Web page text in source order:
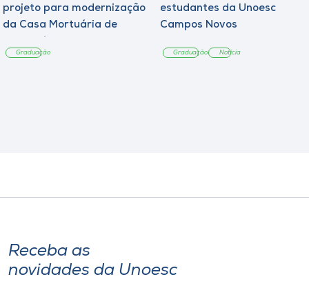
projeto para modernização
da Casa Mortuária de
Graduação
estudantes da Unoesc
Campos Novos
Graduação Notícia
Receba as
novidades da Unoesc